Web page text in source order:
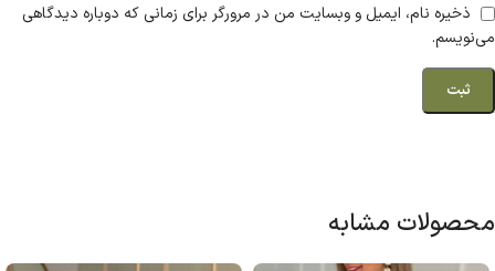
ذخیره نام، ایمیل و وبسایت من در مرورگر برای زمانی که دوباره دیدگاهی
می‌نویسم.
محصولات مشابه